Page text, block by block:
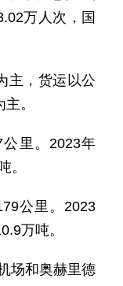
万人次，国
主，货运以公
。
里。2023年
。
公里。2023
万吨。
场和奥赫里德